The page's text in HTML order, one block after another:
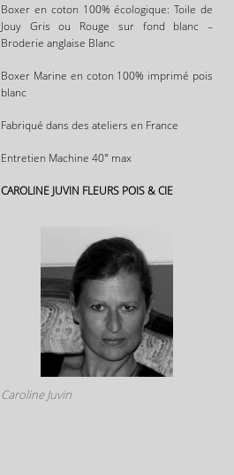
Boxer en coton 100% écologique: Toile de
Jouy Gris ou Rouge sur fond blanc –
Broderie anglaise Blanc
Boxer Marine en coton 100% imprimé pois
blanc
Fabriqué dans des ateliers en France
Entretien Machine 40° max
CAROLINE JUVIN FLEURS POIS & CIE
Caroline Juvin